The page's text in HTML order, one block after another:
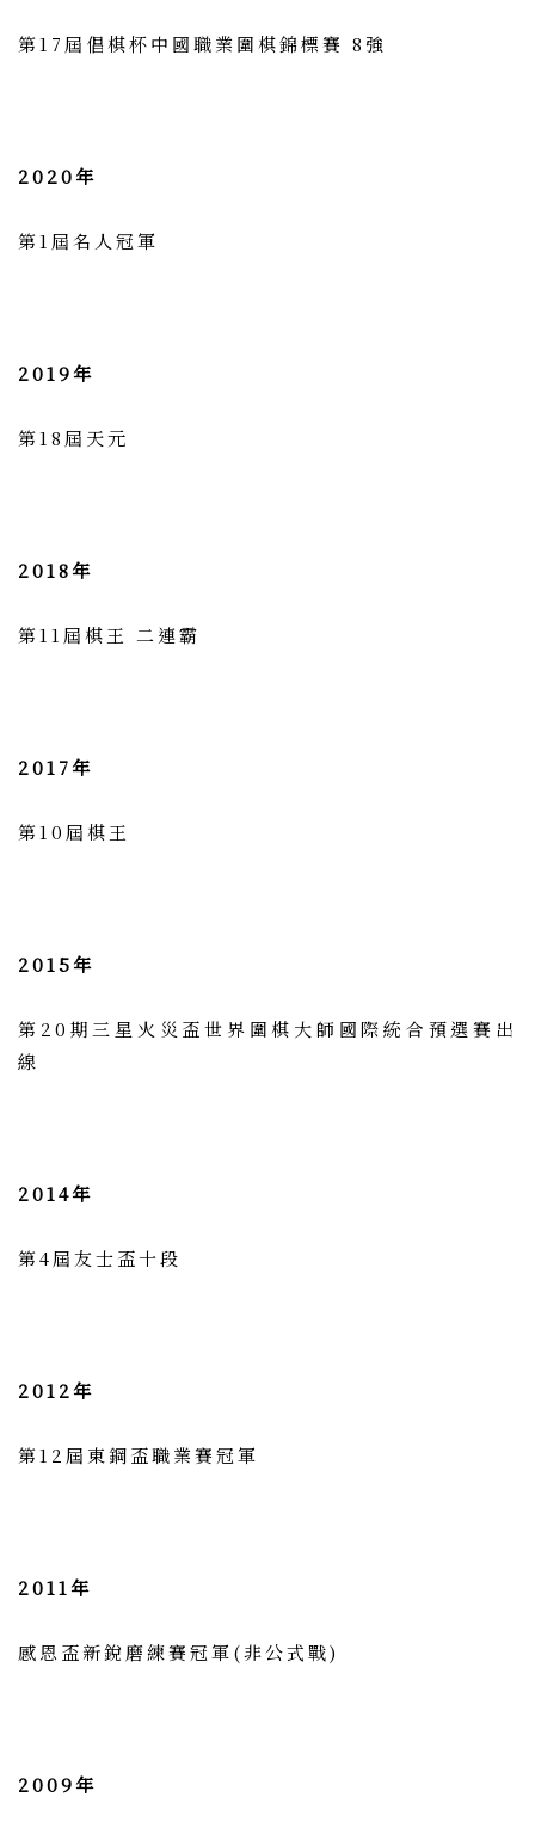
第17屆倡棋杯中國職業圍棋錦標賽 8強
2020年
第1屆名人冠軍
2019年
第18屆天元
2018年
第11屆棋王 二連霸
2017年
第10屆棋王
2015年
第20期三星火災盃世界圍棋大師國際統合預選賽出
線
2014年
第4屆友士盃十段
2012年
第12屆東鋼盃職業賽冠軍
2011年
感恩盃新銳磨練賽冠軍(非公式戰)
2009年